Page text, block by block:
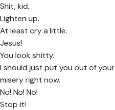
Shit, kid.
Lighten up.
At least cry a little.
Jesus!
You look shitty.
I should just put you out of your
misery right now.
No! No! No!
Stop it!